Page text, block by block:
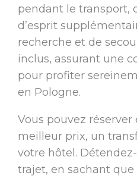
pendant le transport,
d’esprit
recherche et de
inclus, assurant une
pour profiter
en Pologne.
Vous pouvez réserver
meilleur prix, un
votre hôtel.
trajet, en sachant